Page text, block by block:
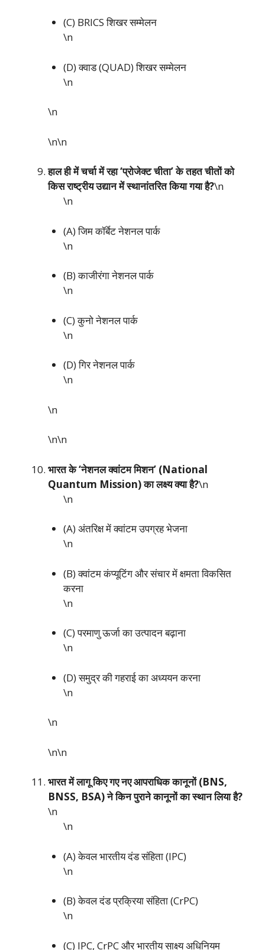
(C) BRICS शिखर सम्मेलन
\n
(D) क्वाड (QUAD) शिखर सम्मेलन
\n
\n
\n\n
हाल ही में चर्चा में रहा ‘प्रोजेक्ट चीता’ के तहत चीतों को
किस राष्ट्रीय उद्यान में स्थानांतरित किया गया है?\n
\n
(A) जिम कॉर्बेट नेशनल पार्क
\n
(B) काजीरंगा नेशनल पार्क
\n
(C) कुनो नेशनल पार्क
\n
(D) गिर नेशनल पार्क
\n
\n
\n\n
भारत के ‘नेशनल क्वांटम मिशन’ (National
Quantum Mission) का लक्ष्य क्या है?\n
\n
(A) अंतरिक्ष में क्वांटम उपग्रह भेजना
\n
(B) क्वांटम कंप्यूटिंग और संचार में क्षमता विकसित
करना
\n
(C) परमाणु ऊर्जा का उत्पादन बढ़ाना
\n
(D) समुद्र की गहराई का अध्ययन करना
\n
\n
\n\n
भारत में लागू किए गए नए आपराधिक कानूनों (BNS,
BNSS, BSA) ने किन पुराने कानूनों का स्थान लिया है?
\n
\n
(A) केवल भारतीय दंड संहिता (IPC)
\n
(B) केवल दंड प्रक्रिया संहिता (CrPC)
\n
(C) IPC, CrPC और भारतीय साक्ष्य अधिनियम